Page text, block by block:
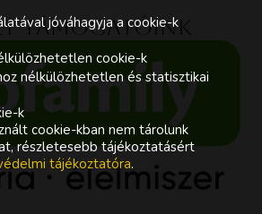
támogatóink
jóváhagyja a cookie-k
cookie-k
nélkülözhetetlen és statisztikai
k
cookie-kban nem tárolunk
részletesebb tájékoztatásért
tájékoztatóra.